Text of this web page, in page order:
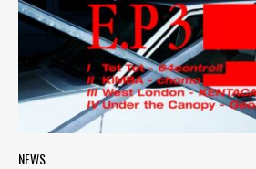
NEWS